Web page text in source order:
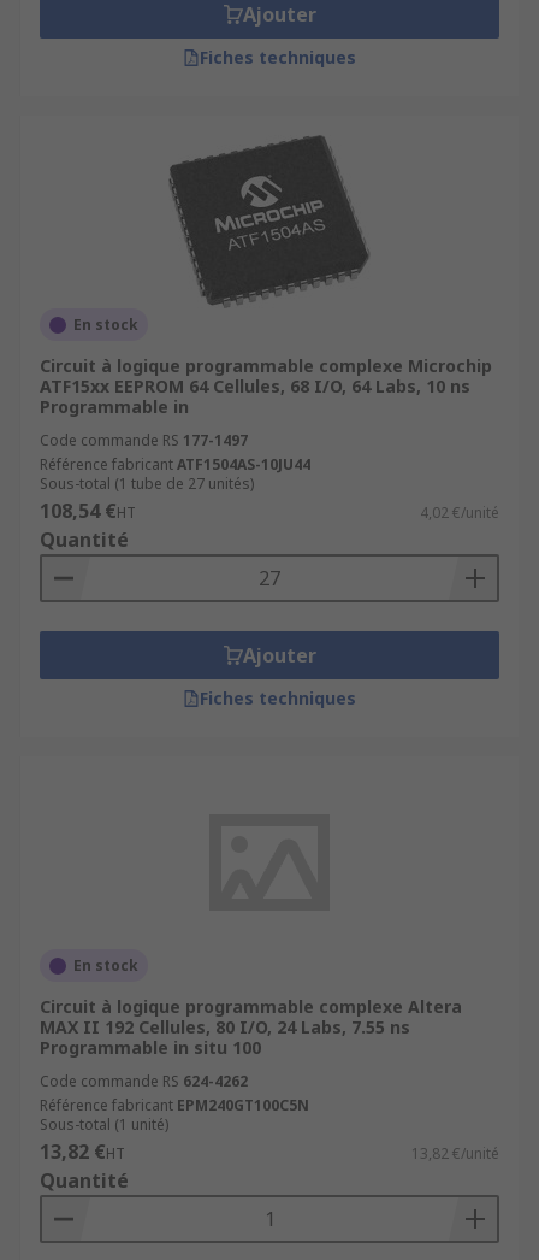
Ajouter
Fiches techniques
En stock
Circuit à logique programmable complexe Microchip
ATF15xx EEPROM 64 Cellules, 68 I/O, 64 Labs, 10 ns
Programmable in
Code commande RS 177-1497
Référence fabricantATF1504AS-10JU44
Sous-total (1 tube de 27 unités)
108,54 €HT 4,02 €/unité
Quantité
Ajouter
Fiches techniques
En stock
Circuit à logique programmable complexe Altera
MAX II 192 Cellules, 80 I/O, 24 Labs, 7.55 ns
Programmable in situ 100
Code commande RS 624-4262
Référence fabricant EPM240GT100C5N
Sous-total (1 unité)
13,82 €HT 13,82 €/unité
Quantité